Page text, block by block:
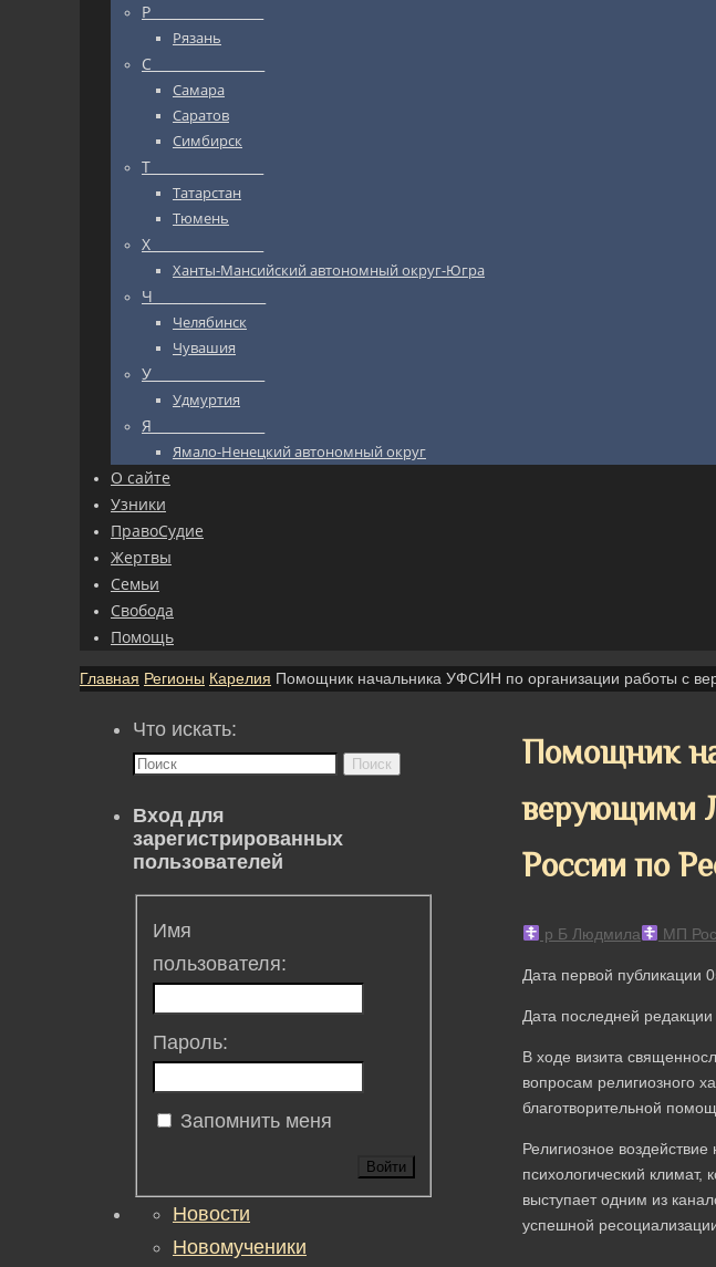
Р_________________
Рязань
С_________________
Самара
Саратов
Симбирск
Т_________________
Татарстан
Тюмень
Х_________________
Ханты-Мансийский автономный округ-Югра
Ч_________________
Челябинск
Чувашия
У_________________
Удмуртия
Я_________________
Ямало-Ненецкий автономный округ
О сайте
Узники
ПравоСудие
Жертвы
Семьи
Свобода
Помощь
Главная Регионы Карелия Помощник начальника УФСИН по организации работы с
Помощник
верующими
России по
р Б Людмила МП
Дата первой публикации
Дата последней
В ходе визита
вопросам религиозного
благотворительной
Религиозное
психологический
выступает одним из
успешной
Что искать:
Поиск
Вход для
зарегистрированных
пользователей
Имя
пользователя:
Пароль:
Запомнить меня
Войти
Новости
Новомученики